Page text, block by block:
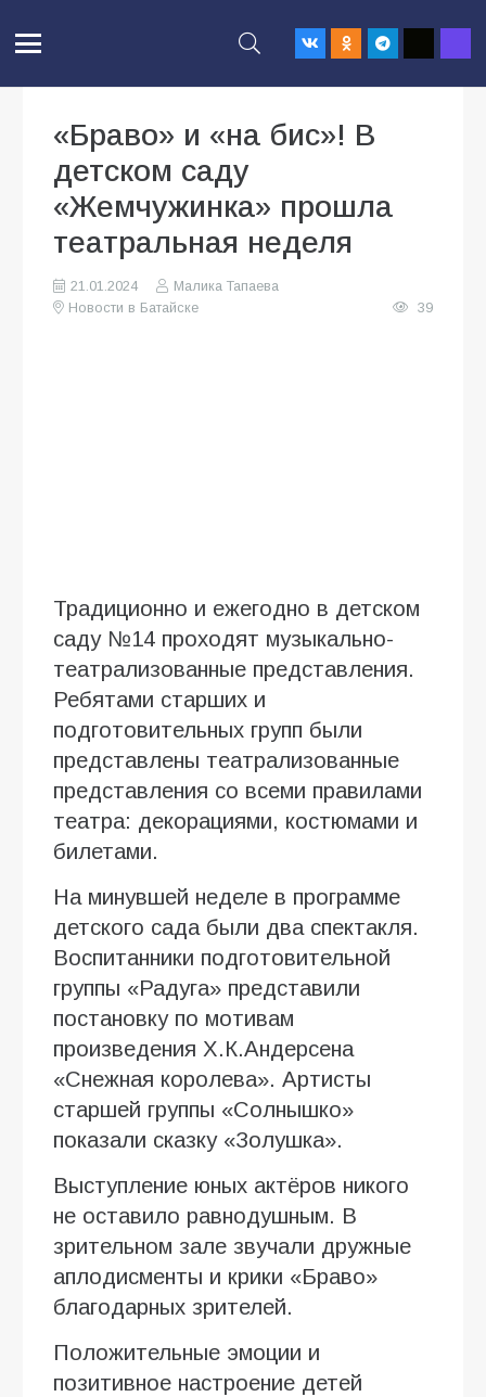
«Браво» и «на бис»! В
детском саду
«Жемчужинка» прошла
театральная неделя
21.01.2024
Малика Тапаева
Новости в Батайске
39
Традиционно и ежегодно в детском
саду №14 проходят музыкально-
театрализованные представления.
Ребятами старших и
подготовительных групп были
представлены театрализованные
представления со всеми правилами
театра: декорациями, костюмами и
билетами.
На минувшей неделе в программе
детского сада были два спектакля.
Воспитанники подготовительной
группы «Радуга» представили
постановку по мотивам
произведения Х.К.Андерсена
«Снежная королева». Артисты
старшей группы «Солнышко»
показали сказку «Золушка».
Выступление юных актёров никого
не оставило равнодушным. В
зрительном зале звучали дружные
аплодисменты и крики «Браво»
благодарных зрителей.
Положительные эмоции и
позитивное настроение детей